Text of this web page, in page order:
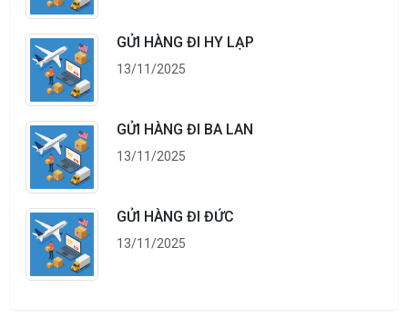
GỬI HÀNG ĐI HY LẠP
13/11/2025
GỬI HÀNG ĐI BA LAN
13/11/2025
GỬI HÀNG ĐI ĐỨC
13/11/2025